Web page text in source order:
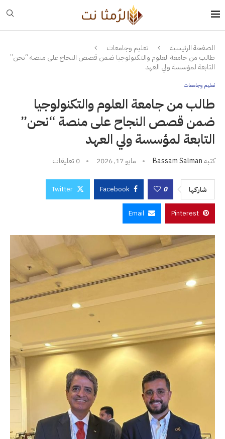
الصفحة الرئيسية
تعليم وجامعات
طالب من جامعة العلوم والتكنولوجيا ضمن قصص النجاح على منصة “نحن”
التابعة لمؤسسة ولي العهد
تعليم وجامعات
طالب من جامعة العلوم والتكنولوجيا
ضمن قصص النجاح على منصة “نحن”
التابعة لمؤسسة ولي العهد
كتبهBassam Salman مايو 17, 2026 0 تعليقات
شاركها 0
Facebook
Twitter
Pinterest
Email